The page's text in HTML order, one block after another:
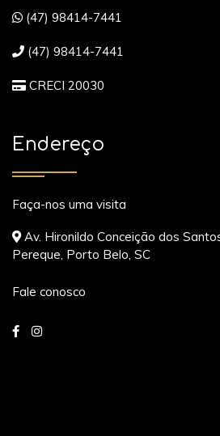
(47) 98414-7441
(47) 98414-7441
CRECI 20030
Endereço
Faça-nos uma visita
Av. Hironildo Conceição dos
Pereque, Porto Belo, SC
Fale conosco